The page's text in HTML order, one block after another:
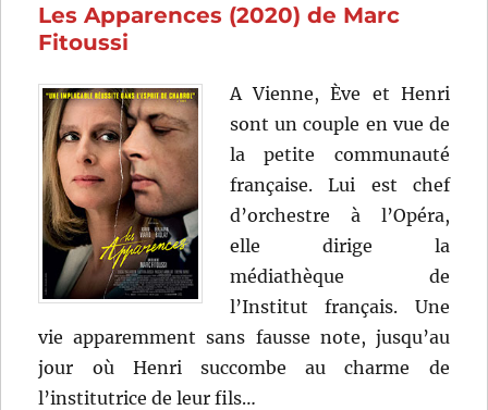
Marc
Les Apparences (2020) de Marc
Fitoussi
A Vienne, Ève et Henri
sont un couple en vue de
la petite communauté
française. Lui est chef
d’orchestre à l’Opéra,
elle dirige la
médiathèque de
l’Institut français. Une
vie apparemment sans fausse note, jusqu’au
jour où Henri succombe au charme de
l’institutrice de leur fils…